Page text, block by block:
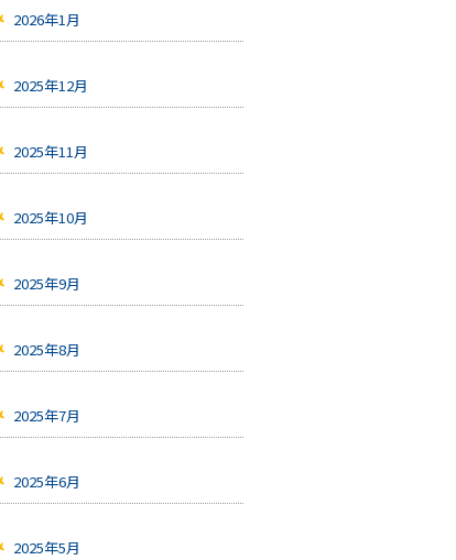
2026年1月
2025年12月
2025年11月
2025年10月
2025年9月
2025年8月
2025年7月
2025年6月
2025年5月